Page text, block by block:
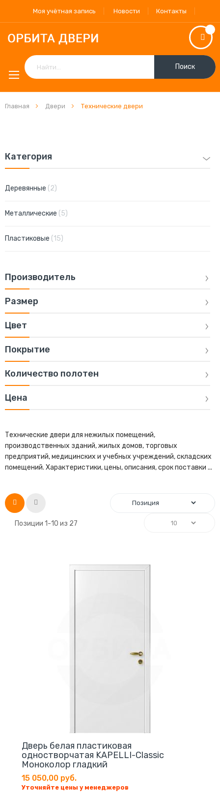
Моя учётная запись Новости Контакты
Поиск
Главная Двери Технические двери
Категория
Деревянные 2позиции
Металлические 5позиции
Пластиковые 15позиции
Производитель
Размер
Цвет
Покрытие
Количество полотен
Цена
Технические двери для нежилых помещений,
производственных зданий, жилых домов, торговых
предприятий, медицинских и учебных учреждений, складских
помещений. Характеристики, цены, описания, срок поставки ...
Список
Позиции 1-10 из 27
Дверь белая пластиковая
одностворчатая KAPELLI-Classic
Моноколор гладкий
15 050,00 руб.
Уточняйте цены у менеджеров